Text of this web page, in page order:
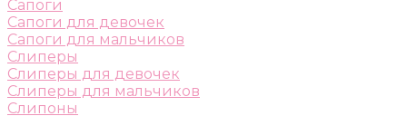
Сапоги
Сапоги для девочек
Сапоги для мальчиков
Слиперы
Слиперы для девочек
Слиперы для мальчиков
Слипоны